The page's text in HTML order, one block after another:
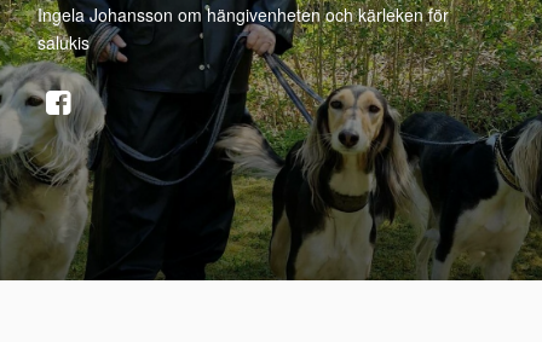
Ingela Johansson om hängivenheten och kärleken för
salukis